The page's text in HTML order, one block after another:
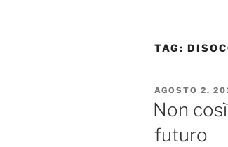
TAG:
PUBBLICATO
IL
AGOSTO 2,
Non
futuro